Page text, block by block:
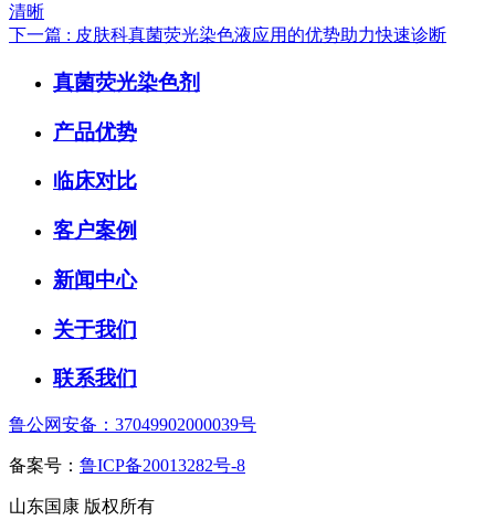
清晰
下一篇 : 皮肤科真菌荧光染色液应用的优势助力快速诊断
真菌荧光染色剂
产品优势
临床对比
客户案例
新闻中心
关于我们
联系我们
鲁公网安备：37049902000039号
备案号： 鲁ICP备20013282号-8
山东国康 版权所有